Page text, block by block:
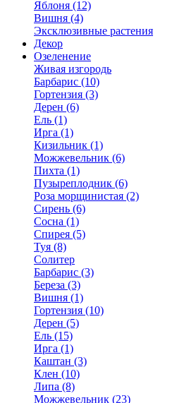
Яблоня (12)
Вишня (4)
Эксклюзивные растения
Декор
Озеленение
Живая изгородь
Барбарис (10)
Гортензия (3)
Дерен (6)
Ель (1)
Ирга (1)
Кизильник (1)
Можжевельник (6)
Пихта (1)
Пузыреплодник (6)
Роза морщинистая (2)
Сирень (6)
Сосна (1)
Спирея (5)
Туя (8)
Солитер
Барбарис (3)
Береза (3)
Вишня (1)
Гортензия (10)
Дерен (5)
Ель (15)
Ирга (1)
Каштан (3)
Клен (10)
Липа (8)
Можжевельник (23)